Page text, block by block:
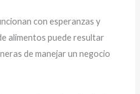
con esperanzas y
alimentos puede resultar
de manejar un negocio